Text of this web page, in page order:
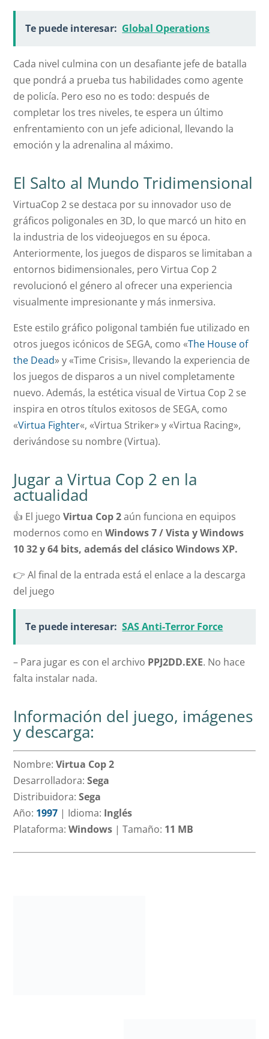
Te puede interesar: Global Operations
Cada nivel culmina con un desafiante jefe de batalla
que pondrá a prueba tus habilidades como agente
de policía. Pero eso no es todo: después de
completar los tres niveles, te espera un último
enfrentamiento con un jefe adicional, llevando la
emoción y la adrenalina al máximo.
El Salto al Mundo Tridimensional
VirtuaCop 2 se destaca por su innovador uso de
gráficos poligonales en 3D, lo que marcó un hito en
la industria de los videojuegos en su época.
Anteriormente, los juegos de disparos se limitaban a
entornos bidimensionales, pero Virtua Cop 2
revolucionó el género al ofrecer una experiencia
visualmente impresionante y más inmersiva.
Este estilo gráfico poligonal también fue utilizado en
otros juegos icónicos de SEGA, como «The House of
the Dead» y «Time Crisis», llevando la experiencia de
los juegos de disparos a un nivel completamente
nuevo. Además, la estética visual de Virtua Cop 2 se
inspira en otros títulos exitosos de SEGA, como
«Virtua Fighter«, «Virtua Striker» y «Virtua Racing»,
derivándose su nombre (Virtua).
Jugar a Virtua Cop 2 en la
actualidad
👍 El juegoVirtua Cop 2aún funciona en equipos
modernos como enWindows 7 / Vista y Windows
10 32 y 64 bits, además del clásicoWindows XP.
👉 Al final de la entrada está el enlace a la descarga
del juego
Te puede interesar: SAS Anti-Terror Force
– Para jugar es con el archivo PPJ2DD.EXE. No hace
falta instalar nada.
Información del juego, imágenes
y descarga:
Nombre:Virtua Cop 2
Desarrolladora:Sega
Distribuidora:Sega
Año: 1997 | Idioma: Inglés
Plataforma:Windows |Tamaño: 11 MB